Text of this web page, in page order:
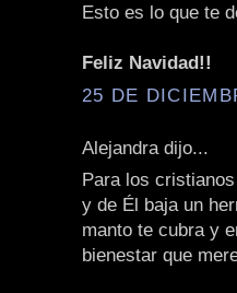
Esto es lo que te
Feliz Navidad!!
25 DE
Alejandra dijo...
Para los
y de Él baja un
manto te cubra y
bienestar que